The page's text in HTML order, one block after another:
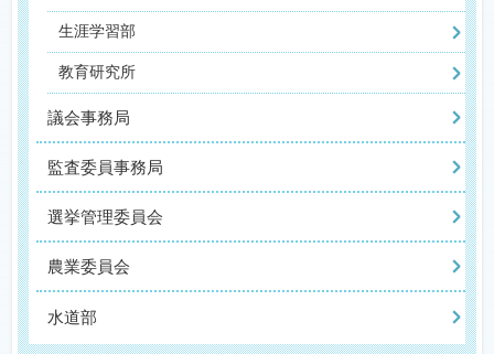
生涯学習部
教育研究所
議会事務局
監査委員事務局
選挙管理委員会
農業委員会
水道部